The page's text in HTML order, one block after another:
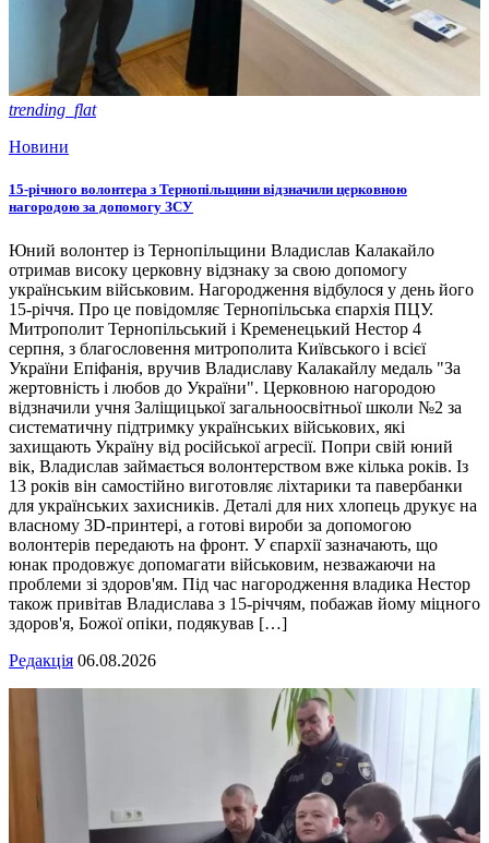
trending_flat
Новини
15-річного волонтера з Тернопільщини відзначили церковною
нагородою за допомогу ЗСУ
Юний волонтер із Тернопільщини Владислав Калакайло
отримав високу церковну відзнаку за свою допомогу
українським військовим. Нагородження відбулося у день його
15-річчя. Про це повідомляє Тернопільська єпархія ПЦУ.
Митрополит Тернопільський і Кременецький Нестор 4
серпня, з благословення митрополита Київського і всієї
України Епіфанія, вручив Владиславу Калакайлу медаль "За
жертовність і любов до України". Церковною нагородою
відзначили учня Заліщицької загальноосвітньої школи №2 за
систематичну підтримку українських військових, які
захищають Україну від російської агресії. Попри свій юний
вік, Владислав займається волонтерством вже кілька років. Із
13 років він самостійно виготовляє ліхтарики та павербанки
для українських захисників. Деталі для них хлопець друкує на
власному 3D-принтері, а готові вироби за допомогою
волонтерів передають на фронт. У єпархії зазначають, що
юнак продовжує допомагати військовим, незважаючи на
проблеми зі здоров'ям. Під час нагородження владика Нестор
також привітав Владислава з 15-річчям, побажав йому міцного
здоров'я, Божої опіки, подякував […]
Редакція 06.08.2026